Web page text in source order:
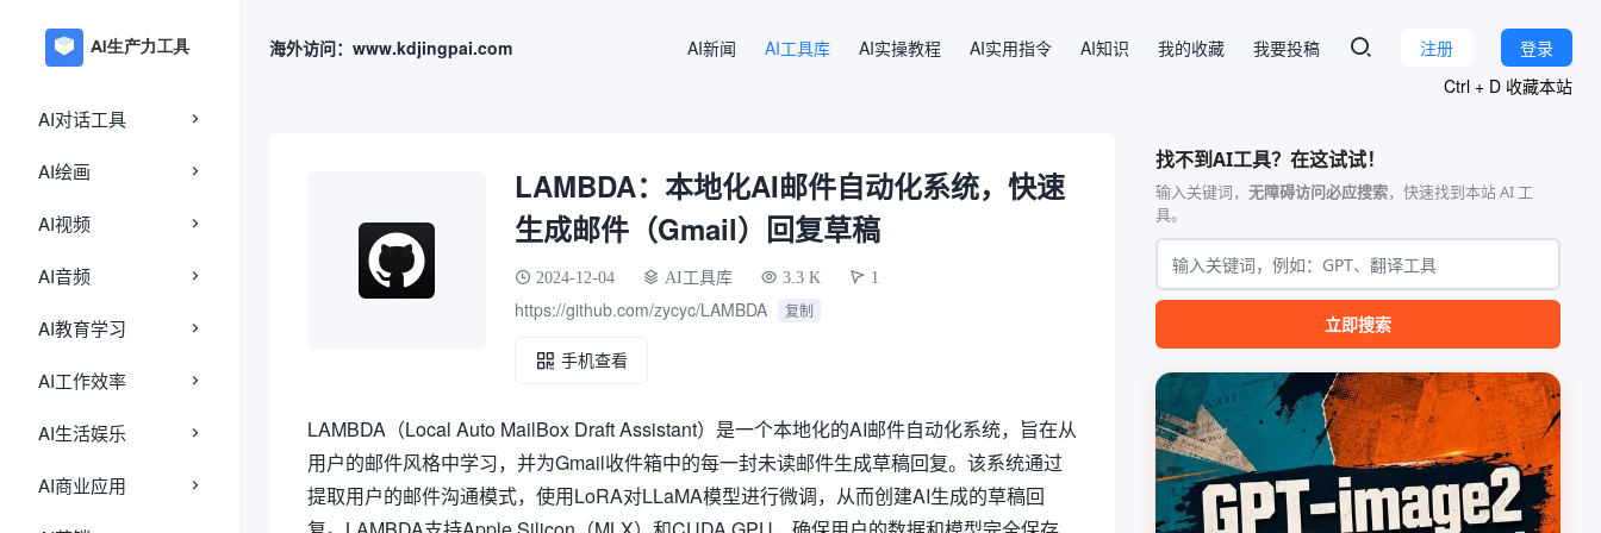
AI对话工具
AI绘画
AI视频
AI音频
AI教育学习
AI工作效率
AI生活娱乐
AI商业应用
海外访问：www.kdjingpai.com 登录
注册
AI新闻 AI工具库 AI实操教程 AI实用指令 AI知识 我的收藏
我要投稿
Ctrl + D 收藏本站
LAMBDA：本地化AI邮件自动化系统，快速
生成邮件（Gmail）回复草稿
2024-12-04 AI工具库 3.3 K 1
https://github.com/zycyc/LAMBDA 复制
手机查看
LAMBDA（Local Auto MailBox Draft Assistant）是一个本地化的AI邮件自动化系统，旨在从
用户的邮件风格中学习，并为Gmail收件箱中的每一封未读邮件生成草稿回复。该系统通过
提取用户的邮件沟通模式，使用LoRA对LLaMA模型进行微调，从而创建AI生成的草稿回
找不到AI工具？在这试试！
输入关键词， 无障碍访问必应搜索，快速找到本站 AI 工
具。
立即搜索